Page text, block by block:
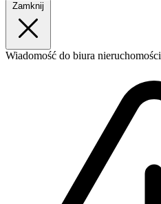
Zamknij
Wiadomość do biura nieruchomości